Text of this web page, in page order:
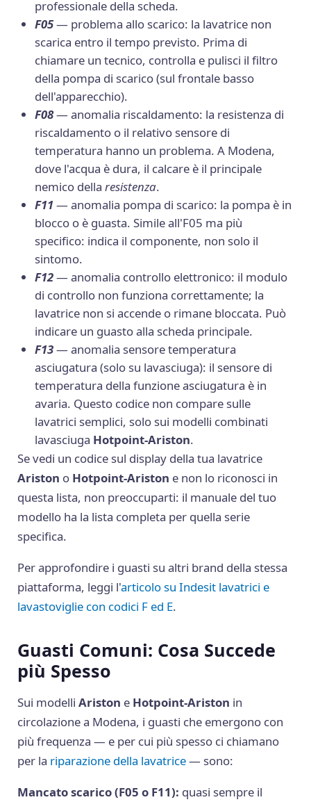
professionale della scheda.
F05— problema allo scarico: la lavatrice non
scarica entro il tempo previsto. Prima di
chiamare un tecnico, controlla e pulisci il filtro
della pompa di scarico (sul frontale basso
dell'apparecchio).
F08— anomalia riscaldamento: la resistenza di
riscaldamento o il relativo sensore di
temperatura hanno un problema. A Modena,
dove l'acqua è dura, il calcare è il principale
nemico dellaresistenza.
F11 — anomalia pompa di scarico: la pompa è in
blocco o è guasta. Simile all'F05 ma più
specifico: indica il componente, non solo il
sintomo.
F12— anomalia controllo elettronico: il modulo
di controllo non funziona correttamente; la
lavatrice non si accende o rimane bloccata. Può
indicare un guasto alla scheda principale.
F13— anomalia sensore temperatura
asciugatura (solo su lavasciuga): il sensore di
temperatura della funzione asciugatura è in
avaria. Questo codice non compare sulle
lavatrici semplici, solo sui modelli combinati
lavasciuga Hotpoint-Ariston.
Se vedi un codice sul display della tua lavatrice
Ariston o Hotpoint-Ariston e non lo riconosci in
questa lista, non preoccuparti: il manuale del tuo
modello ha la lista completa per quella serie
specifica.
Per approfondire i guasti su altri brand della stessa
piattaforma, leggi l'articolo su Indesit lavatrici e
lavastoviglie con codici F ed E.
Guasti Comuni: Cosa Succede
più Spesso
Sui modelliAriston e Hotpoint-Ariston in
circolazione a Modena, i guasti che emergono con
più frequenza — e per cui più spesso ci chiamano
per la riparazione della lavatrice— sono:
Mancato scarico (F05 o F11): quasi sempre il